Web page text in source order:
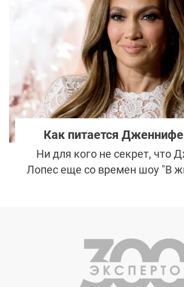
на что обязательно нужно
внимание, чтобы не
тот самый желанный
Как питается
Ни для кого не секрет, что
Лопес еще со времен шоу "В
женщина придерживается
правил питания, чтобы
и не стареть.